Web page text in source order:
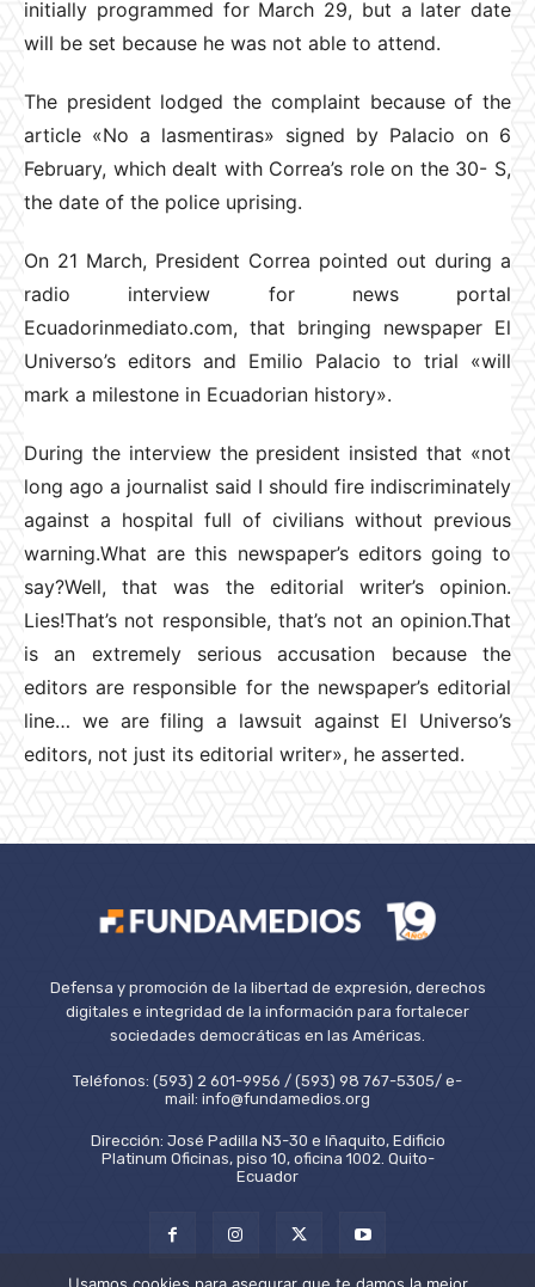
initially programmed for March 29, but a later date
will be set because he was not able to attend.
The president lodged the complaint because of the
article «No a lasmentiras» signed by Palacio on 6
February, which dealt with Correa’s role on the 30- S,
the date of the police uprising.
On 21 March, President Correa pointed out during a
radio interview for news portal
Ecuadorinmediato.com, that bringing newspaper El
Universo’s editors and Emilio Palacio to trial «will
mark a milestone in Ecuadorian history».
During the interview the president insisted that «not
long ago a journalist said I should fire indiscriminately
against a hospital full of civilians without previous
warning.What are this newspaper’s editors going to
say?Well, that was the editorial writer’s opinion.
Lies!That’s not responsible, that’s not an opinion.That
is an extremely serious accusation because the
editors are responsible for the newspaper’s editorial
line… we are filing a lawsuit against El Universo’s
editors, not just its editorial writer», he asserted.
Defensa y promoción de la libertad de expresión, derechos
digitales e integridad de la información para fortalecer
sociedades democráticas en las Américas.
Teléfonos: (593) 2 601-9956 / (593) 98 767-5305/ e-
mail: info@fundamedios.org
Dirección: José Padilla N3-30 e Iñaquito, Edificio
Platinum Oficinas, piso 10, oficina 1002. Quito-
Ecuador